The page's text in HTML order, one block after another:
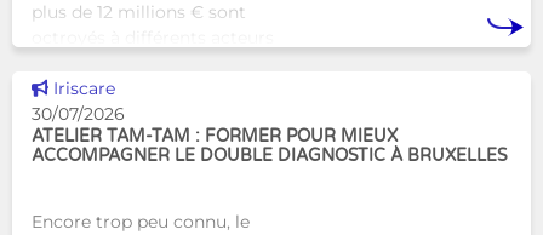
plus de 12 millions € sont
travail au serv
Voir cette news
Iriscare
30/07/2026
ATELIER TAM-TAM : FORMER POUR MIEUX
ACCOMPAGNER LE DOUBLE DIAGNOSTIC À BRUXELLES
Encore trop peu connu, le